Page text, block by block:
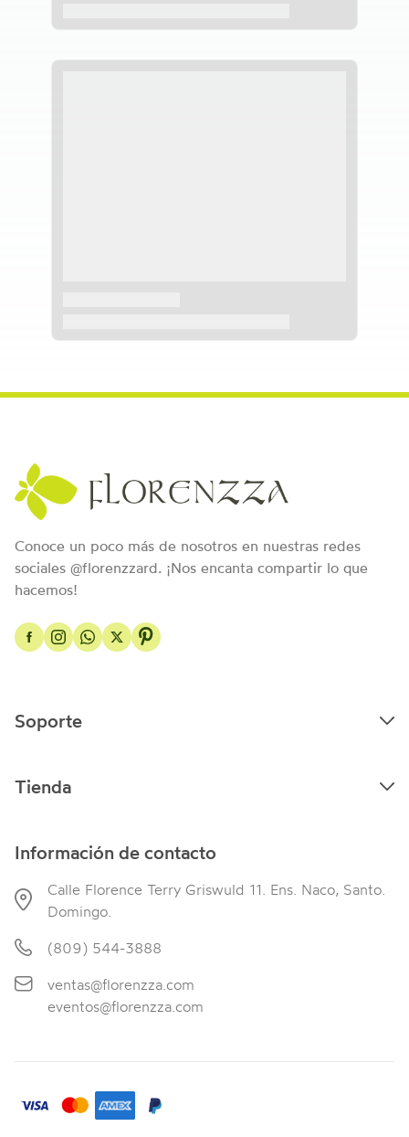
Conoce un poco más de nosotros en nuestras redes
sociales @florenzzard. ¡Nos encanta compartir lo que
hacemos!
Soporte
Tienda
Información de contacto
Calle Florence Terry Griswuld 11. Ens. Naco, Santo.
Domingo.
(809) 544-3888
ventas@florenzza.com
eventos@florenzza.com